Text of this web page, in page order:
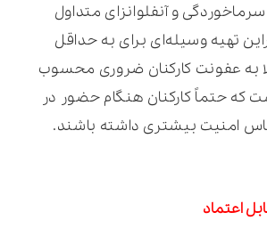
و آنفلوانزای متداول
تهیه وسیله‌ای برای به حداقل
به عفونت کارکنان ضروری محسوب
که حتماً کارکنان هنگام حضور در
امنیت بیشتری داشته باشند.
اعتماد